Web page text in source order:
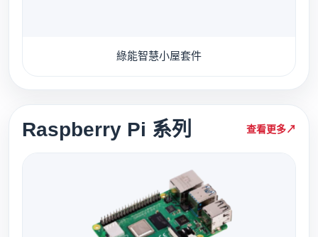
綠能智慧小屋套件
Raspberry Pi 系列 查看更多↗